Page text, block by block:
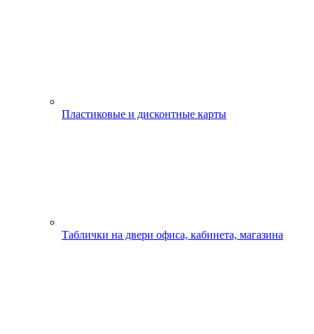
Пластиковые и дисконтные карты
Таблички на двери офиса, кабинета, магазина